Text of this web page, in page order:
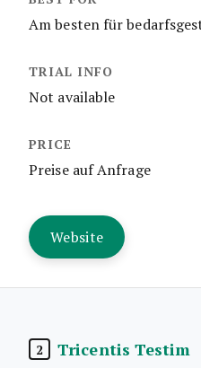
Am besten für
Not available
Preise auf Anfrage
Website
2 Tricentis Testim